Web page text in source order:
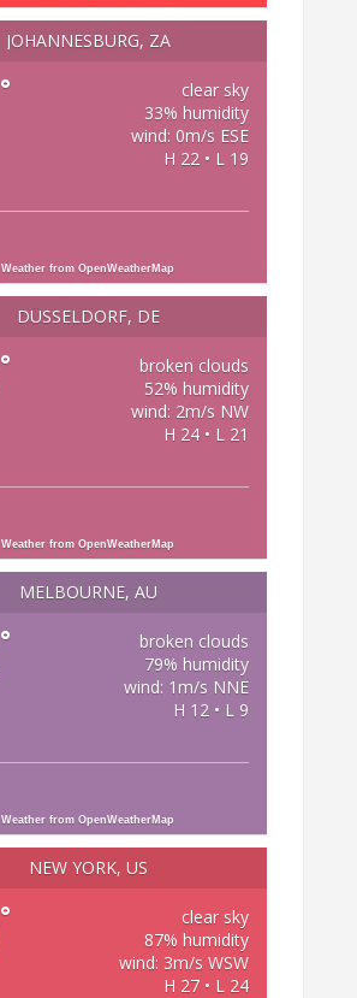
JOHANNESBURG, ZA
°
clear sky
33% humidity
wind: 0m/s ESE
H 22 • L 19
Weather from OpenWeatherMap
DÜSSELDORF, DE
°
broken clouds
52% humidity
wind: 2m/s NW
H 24 • L 21
Weather from OpenWeatherMap
MELBOURNE, AU
°
broken clouds
79% humidity
wind: 1m/s NNE
H 12 • L 9
Weather from OpenWeatherMap
NEW YORK, US
°
clear sky
87% humidity
wind: 3m/s WSW
H 27 • L 24